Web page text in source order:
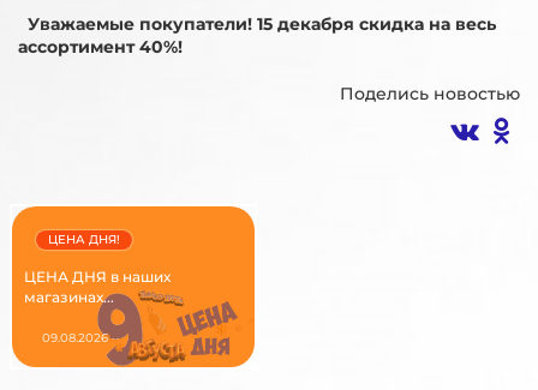
Уважаемые покупатели! 15 декабря скидка на весь
ассортимент 40%!
Поделись новостью
ЦЕНА ДНЯ в наших
магазинах...
ЦЕНА ДНЯ!
09.08.2026